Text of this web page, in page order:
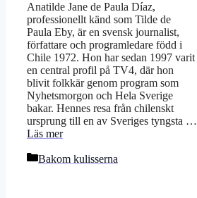
Anatilde Jane de Paula Díaz,
professionellt känd som Tilde de
Paula Eby, är en svensk journalist,
författare och programledare född i
Chile 1972. Hon har sedan 1997 varit
en central profil på TV4, där hon
blivit folkkär genom program som
Nyhetsmorgon och Hela Sverige
bakar. Hennes resa från chilenskt
ursprung till en av Sveriges tyngsta …
Läs mer
Kategorier
Bakom kulisserna